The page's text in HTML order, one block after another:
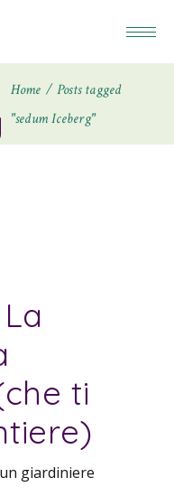
Home
Posts tagged
"sedum Iceberg"
ti
giardiniere